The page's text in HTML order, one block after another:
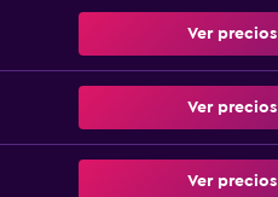
Ver precios
Ver precios
Ver precios